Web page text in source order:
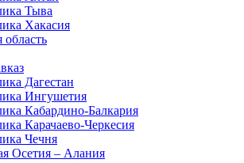
Тыва
Хакасия
область
Дагестан
Ингушетия
Кабардино-Балкария
Карачаево-Черкесия
Чечня
Осетия – Алания